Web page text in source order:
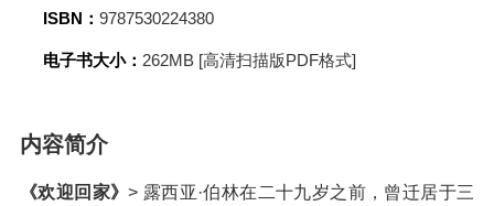
ISBN： 9787530224380
电子书大小： 262MB [高清扫描版PDF格式]
内容简介
《欢迎回家》> 露西亚·伯林在二十九岁之前，曾迁居于三